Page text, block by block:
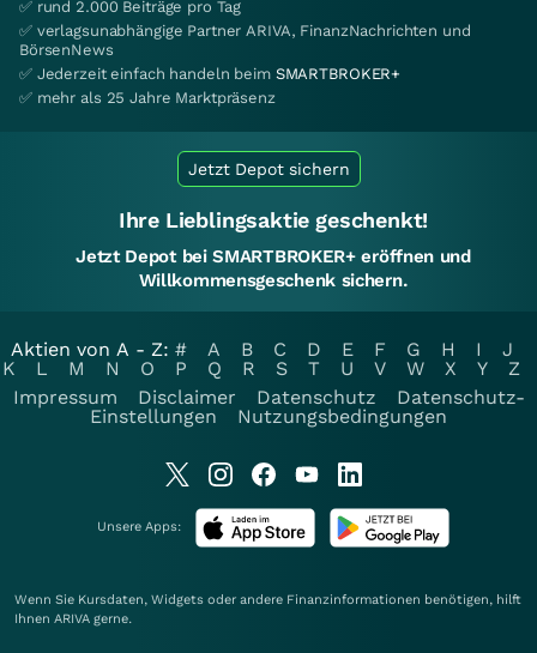
✅ rund 2.000 Beiträge pro Tag
✅ verlagsunabhängige Partner ARIVA, FinanzNachrichten und
BörsenNews
✅ Jederzeit einfach handeln beim SMARTBROKER+
✅ mehr als 25 Jahre Marktpräsenz
Jetzt Depot sichern
Ihre Lieblingsaktie geschenkt!
Jetzt Depot bei SMARTBROKER+ eröffnen und
Willkommensgeschenk sichern.
Aktien von A - Z: # A B C D E F G H I
J
K
L M N O P Q R S T U V W X Y
Z
Impressum
Disclaimer Datenschutz
Datenschutz-
Einstellungen
Nutzungsbedingungen
Unsere Apps:
Wenn Sie Kursdaten, Widgets oder andere Finanzinformationen benötigen, hilft
Ihnen ARIVA gerne.